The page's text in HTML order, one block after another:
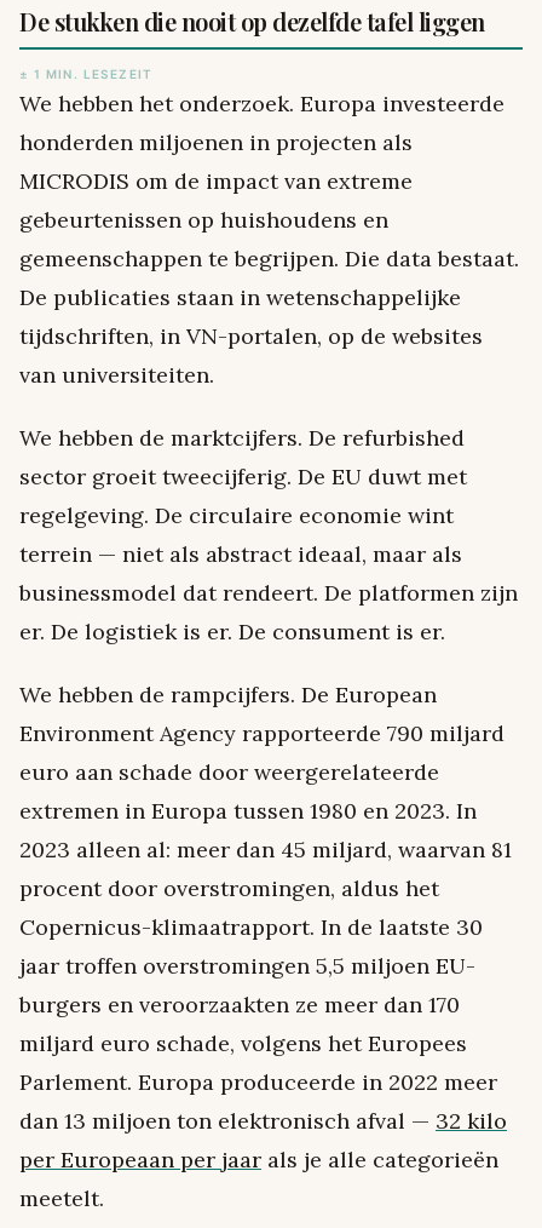
De stukken die nooit op dezelfde tafel liggen
± 1 MIN. LESEZEIT
We hebben het onderzoek. Europa investeerde
honderden miljoenen in projecten als
MICRODIS om de impact van extreme
gebeurtenissen op huishoudens en
gemeenschappen te begrijpen. Die data bestaat.
De publicaties staan in wetenschappelijke
tijdschriften, in VN-portalen, op de websites
van universiteiten.
We hebben de marktcijfers. De refurbished
sector groeit tweecijferig. De EU duwt met
regelgeving. De circulaire economie wint
terrein — niet als abstract ideaal, maar als
businessmodel dat rendeert. De platformen zijn
er. De logistiek is er. De consument is er.
We hebben de rampcijfers. De European
Environment Agency rapporteerde 790 miljard
euro aan schade door weergerelateerde
extremen in Europa tussen 1980 en 2023. In
2023 alleen al: meer dan 45 miljard, waarvan 81
procent door overstromingen, aldus het
Copernicus-klimaatrapport. In de laatste 30
jaar troffen overstromingen 5,5 miljoen EU-
burgers en veroorzaakten ze meer dan 170
miljard euro schade, volgens het Europees
Parlement. Europa produceerde in 2022 meer
dan 13 miljoen ton elektronisch afval — 32 kilo
per Europeaan per jaar als je alle categorieën
meetelt.